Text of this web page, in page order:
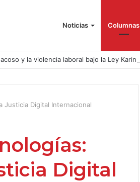
Noticias Columnas
y la violencia laboral bajo la Ley Karin
Justicia Digital Internacional
Digital